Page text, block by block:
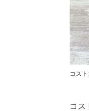
コス
コス